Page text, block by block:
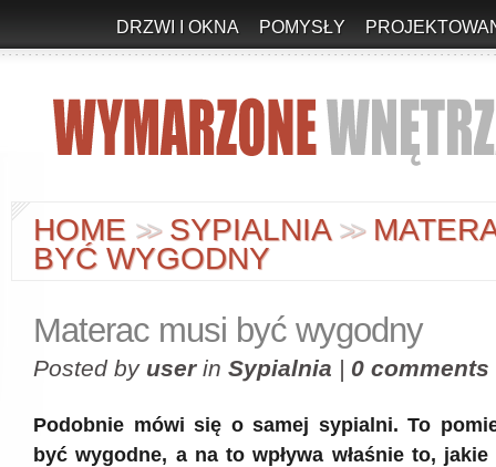
DRZWI I OKNA POMYSŁY
HOME >> SYPIALNIA >>
BYĆ WYGODNY
Materac musi być wygodny
Posted by userin Sypialnia | 0 comments
Podobnie mówi się o samej sypialni. To
być wygodne, a na to wpływa właśnie to, jakie